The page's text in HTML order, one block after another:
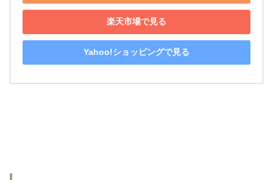
楽天市場で見る
Yahoo!ショッピングで見る